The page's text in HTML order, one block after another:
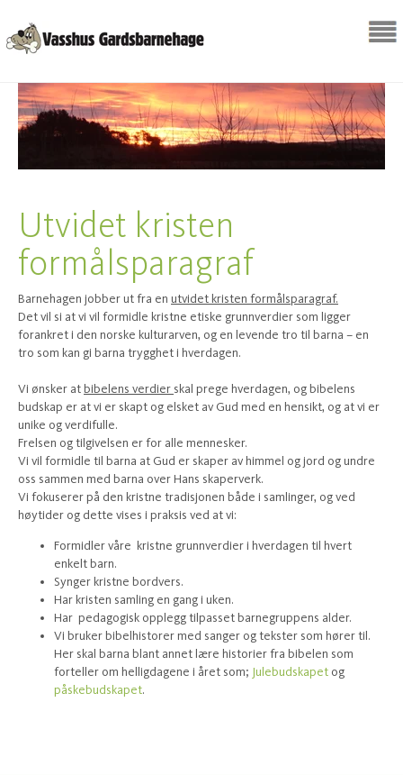
Utvidet kristen
formålsparagraf
Barnehagen jobber ut fra en utvidet kristen formålsparagraf.
Det vil si at vi vil formidle kristne etiske grunnverdier som ligger
forankret i den norske kulturarven, og en levende tro til barna – en
tro som kan gi barna trygghet i hverdagen.
Vi ønsker atbibelens verdier skal prege hverdagen, og bibelens
budskap er at vi er skapt og elsket av Gud med en hensikt, og at vi er
unike og verdifulle.
Frelsen og tilgivelsen er for alle mennesker.
Vi vil formidle til barna at Gud er skaper av himmel og jord og undre
oss sammen med barna over Hans skaperverk.
Vi fokuserer på den kristne tradisjonen både i samlinger, og ved
høytider og dette vises i praksis ved at vi:
Formidler våre kristne grunnverdier i hverdagen til hvert
enkelt barn.
Synger kristne bordvers.
Har kristen samling en gang i uken.
Har pedagogisk opplegg tilpasset barnegruppens alder.
Vi bruker bibelhistorer med sanger og tekster som hører til.
Her skal barna blant annet lære historier fra bibelen som
forteller om helligdagene i året som; Julebudskapet og
påskebudskapet.